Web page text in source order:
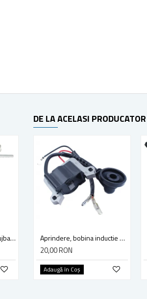
Carburator compatibil drujba Husqvarna 130, 135 Mark II Carburator compatibil pentru drujba Husqvarna 136, 137, 141, 142, 36, 41
50,00 RON
Adaugă în Coş
DE LA ACELASI PRODUCATOR
Aprindere, bobina inductie motocoasa chinezeasca TL43 TL 52, Ruris Dac 210, Dac 310
20,00 RON
Adaugă în Coş